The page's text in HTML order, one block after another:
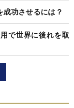
功させるには？
で世界に後れを取